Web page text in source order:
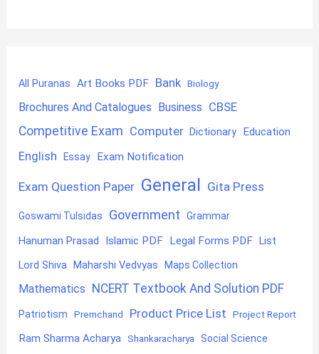
All Puranas Art Books PDF Bank Biology
Brochures And Catalogues Business CBSE
Competitive Exam Computer Dictionary Education
English Essay Exam Notification
Exam Question Paper General Gita Press
Goswami Tulsidas Government Grammar
Hanuman Prasad Islamic PDF Legal Forms PDF List
Lord Shiva Maharshi Vedvyas Maps Collection
Mathematics NCERT Textbook And Solution PDF
Patriotism Premchand Product Price List Project Report
Ram Sharma Acharya Shankaracharya Social Science